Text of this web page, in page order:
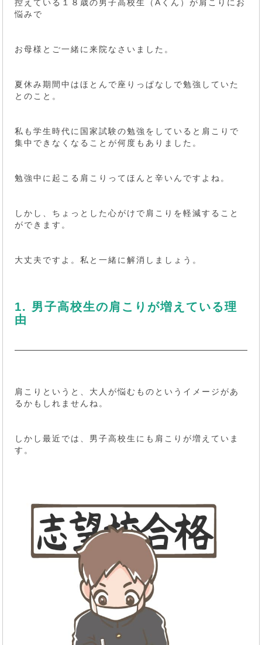
控えている１８歳の男子高校生（Aくん）が肩こりにお
悩みで
お母様とご一緒に来院なさいました。
夏休み期間中はほとんで座りっぱなしで勉強していた
とのこと。
私も学生時代に国家試験の勉強をしていると肩こりで
集中できなくなることが何度もありました。
勉強中に起こる肩こりってほんと辛いんですよね。
しかし、ちょっとした心がけで肩こりを軽減すること
ができます。
大丈夫ですよ。私と一緒に解消しましょう。
1. 男子高校生の肩こりが増えている理
由
肩こりというと、大人が悩むものというイメージがあ
るかもしれませんね。
しかし最近では、男子高校生にも肩こりが増えていま
す。